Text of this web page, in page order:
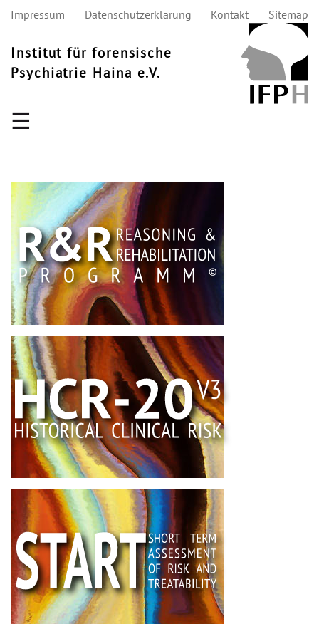
Impressum Datenschutzerklärung Kontakt Sitemap
Institut für forensische
Psychiatrie Haina e.V.